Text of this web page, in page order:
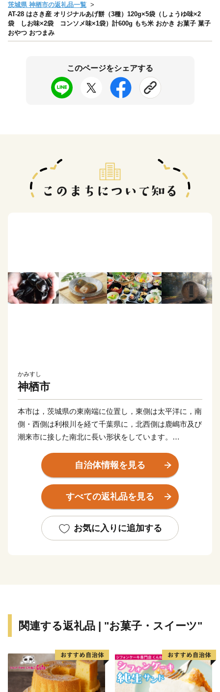
茨城県 神栖市の返礼品一覧
AT-28 はさき産 オリジナルあげ餅（3種）120g×5袋（しょうゆ味×2
袋 しお味×2袋 コンソメ味×1袋）計600g もち米 おかき お菓子 菓子
おやつ おつまみ
このページをシェアする
かみすし
神栖市
本市は，茨城県の東南端に位置し，東側は太平洋に，南
側・西側は利根川を経て千葉県に，北西側は鹿嶋市及び
潮来市に接した南北に長い形状をしています。
市の北東部一帯は鹿島港及び鹿島臨海工業地帯が整備さ
れ，製造品出荷額は茨城県第1位，温暖な気候を生かし
たピーマンは，ブランド品として高い評価を受け全国第
1位の生産量を誇っています。
また，南部は波崎漁港を中心に漁業が盛んで，水産加工
品などが特産品となっており，商業を含めた各産業がバ
自治体情報を見る
すべての返礼品を見る
お気に入りに追加する
関連する返礼品 | "お菓子・スイーツ"